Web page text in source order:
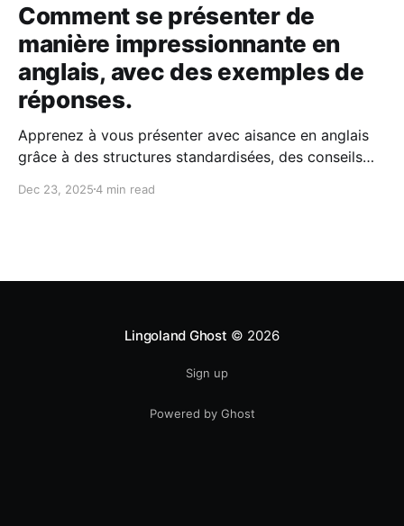
Comment se présenter de
manière impressionnante en
anglais, avec des exemples de
réponses.
Apprenez à vous présenter avec aisance en anglais
grâce à des structures standardisées, des conseils
réponses pour étudiants et professionnels. Entraînez-
Dec 23, 20254 min read
Lingoland Ghost © 2026
Sign up
Powered by Ghost